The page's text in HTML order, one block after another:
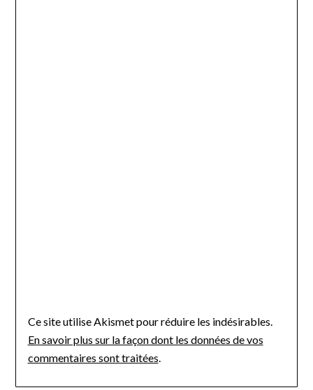
Ce site utilise Akismet pour réduire les indésirables.
En savoir plus sur la façon dont les données de vos
commentaires sont traitées.